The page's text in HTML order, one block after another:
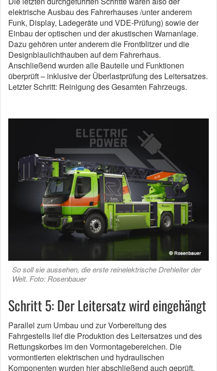
elektrische Ausbau des Fahrerhauses /unter anderem
Funk, Display, Ladegeräte und VDE-Prüfung) sowie der
Einbau der optischen und der akustischen Warnanlage.
Dazu gehören unter anderem die Frontblitzer und die
Designblaulichthauben auf dem Fahrerhaus.
Anschließend wurden alle Bauteile und Funktionen
überprüft – inklusive der Überlastprüfung des Leitersatzes.
Letzter Schritt: Reinigung des Gesamten Fahrzeugs.
So soll sie aussehen, die erste reinelektrische Drehleiter der
Welt. Foto: Rosenbauer
Schritt 5: Der Leitersatz wird eingehängt
Parallel zum Umbau und zur Vorbereitung des
Fahrgestells lief die Produktion des Leitersatzes und des
Rettungskorbes im den Vormontagebereichen. Die
vormontierten elektrischen und hydraulischen
Komponenten wurden hier abschließend auch geprüft.